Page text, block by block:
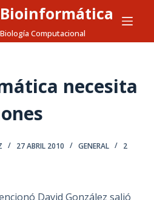
Bioinformática
Biología Computacional
necesita
27 ABRIL 2010 GENERAL
2
David González salió